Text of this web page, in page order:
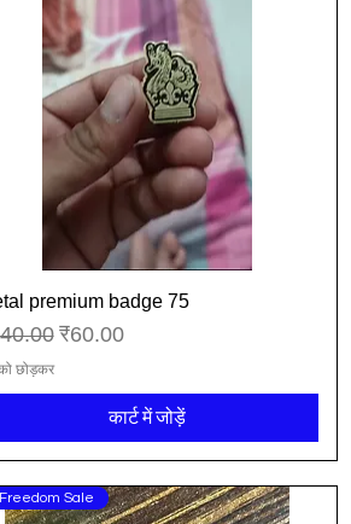
त्वरित दृश्य
premium badge 75
मूल्यबिक्री मूल्य
₹60.00
छोड़कर
कार्ट में जोड़ें
Sale